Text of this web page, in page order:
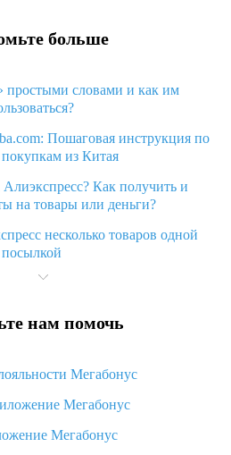
больше
простыми словами и как им
Пошаговая инструкция по
из Китая
Как получить и
на товары или деньги?
несколько товаров одной
посылкой
закрыт» на Алиэкспресс и что
просит ввести паспортные
посылка с Алиэкспресс
когда вернут деньги?
как их получить и
нам помочь
Мегабонус
Мегабонус
Мегабонус